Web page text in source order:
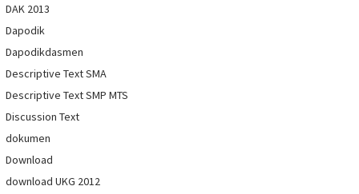
DAK 2013
Dapodik
Dapodikdasmen
Descriptive Text SMA
Descriptive Text SMP MTS
Discussion Text
dokumen
Download
download UKG 2012